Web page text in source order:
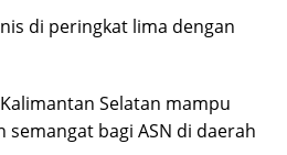
di peringkat lima dengan
Selatan mampu
bagi ASN di daerah